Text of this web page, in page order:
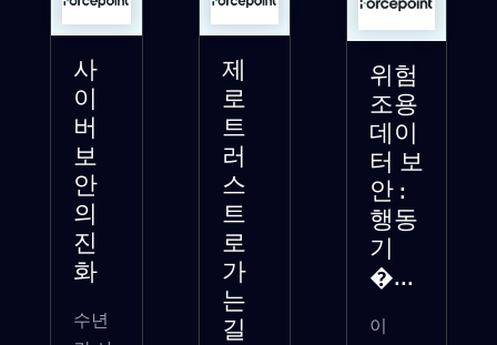
사
이
버
보
안
의
진
화
수년
제
로
트
러
스
트
로
가
는
길
위험
조용
데이
터 보
안 :
행동
기
�...
이